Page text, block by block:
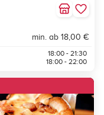
min. ab 18,00 €
18:00 - 21:30
18:00 - 22:00